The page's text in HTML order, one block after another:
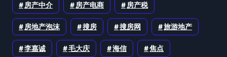
房产中介 房产电商 房产税
房地产泡沫 搜房 搜房网 旅游地产
李嘉诚 毛大庆 海信 焦点